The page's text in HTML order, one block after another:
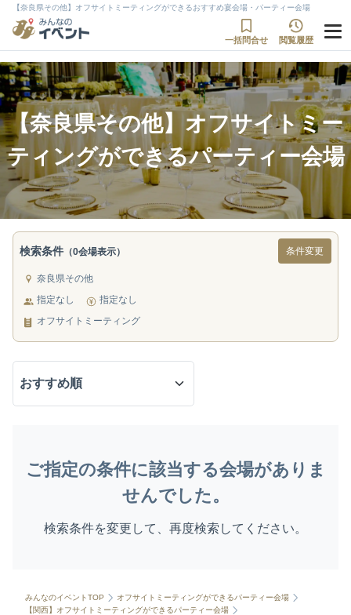
【奈良県その他】オフサイトミーティングができるおすすめ宴会場・パーティー会場
一括問合せ 閲覧履歴
【奈良県その他】オフサイトミー
ティングができるパーティー会場
検索条件 （0会場表示） 条件変更
奈良県その他
指定なし
指定なし
オフサイトミーティング
ご指定の条件に該当する会場がありま
せんでした。
検索条件を変更して、再度検索してください。
みんなのイベントTOP
オフサイトミーティングができるパーティー会場
【関西】オフサイトミーティングができるパーティー会場